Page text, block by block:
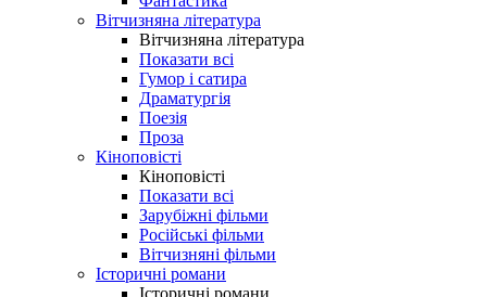
Вітчизняна література
Вітчизняна література
Показати всі
Гумор і сатира
Драматургія
Поезія
Проза
Кіноповісті
Кіноповісті
Показати всі
Зарубіжні фільми
Російські фільми
Вітчизняні фільми
Історичні романи
Історичні романи